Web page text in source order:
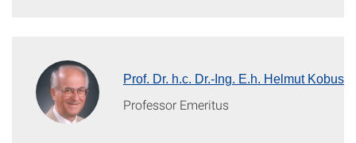
Prof. Dr. h.c. Dr.-Ing. E.h. Helmut Kobus
Professor Emeritus